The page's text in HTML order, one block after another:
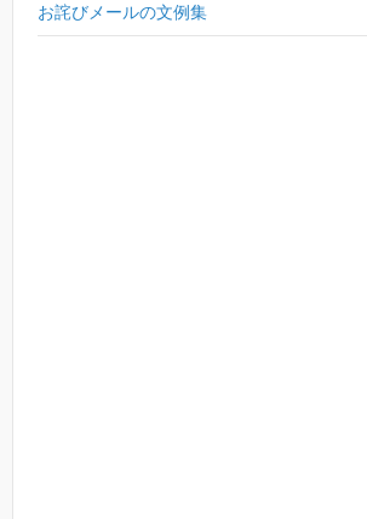
お詫びメールの文例集